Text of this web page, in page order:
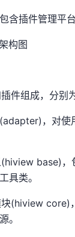
含插件管理平
构图
件组成，分别为
，对使
base)，
具类。
(hiview core)
。